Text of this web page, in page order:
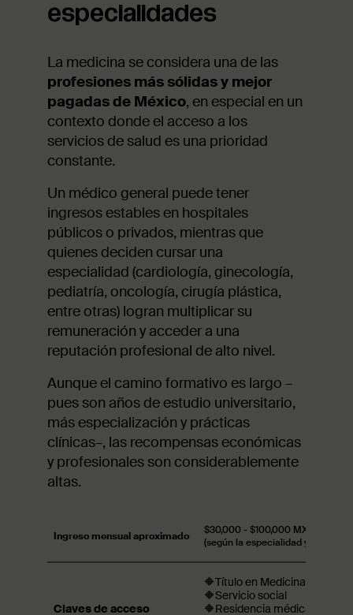
especialidades
La medicina se considera una de las
profesiones más sólidas y mejor
pagadas de México, en especial en un
contexto donde el acceso a los
servicios de salud es una prioridad
constante.
Un médico general puede tener
ingresos estables en hospitales
públicos o privados, mientras que
quienes deciden cursar una
especialidad (cardiología, ginecología,
pediatría, oncología, cirugía plástica,
entre otras) logran multiplicar su
remuneración y acceder a una
reputación profesional de alto nivel.
Aunque el camino formativo es largo –
pues son años de estudio universitario,
más especialización y prácticas
clínicas–, las recompensas económicas
y profesionales son considerablemente
altas.
Ingreso mensual aproximado
$30,000 - $100,000 MXN
(según la especialidad y el sector)
Claves de acceso
🔶Título en Medicina
🔶Servicio social
🔶Residencia médica